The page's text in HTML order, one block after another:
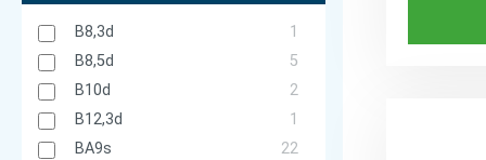
B8,3d
1
B8,5d
5
B10d
2
B12,3d
1
BA9s
22